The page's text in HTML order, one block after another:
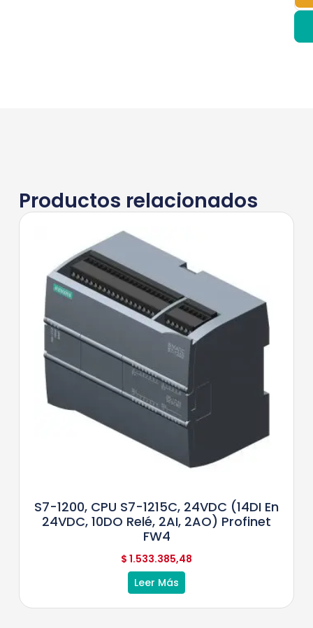
Productos relacionados
S7-1200, CPU S7-1215C, 24VDC (14DI En
24VDC, 10DO Relé, 2AI, 2AO) Profinet
FW4
$ 1.533.385,48
Leer Más